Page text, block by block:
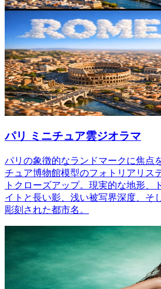
パリ ミニチュア雲ジオラマ
パリの象徴的なランドマークに焦点
チュア博物館模型のフォトリアリス
トクローズアップ。現実的な地形、
イトと長い影、浅い被写界深度、そ
彫刻された都市名。